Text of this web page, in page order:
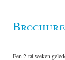
Een 2-tal weken